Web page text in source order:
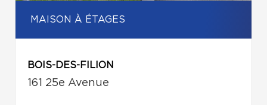
MAISON À ÉTAGES
BOIS-DES-FILION
161 25e Avenue